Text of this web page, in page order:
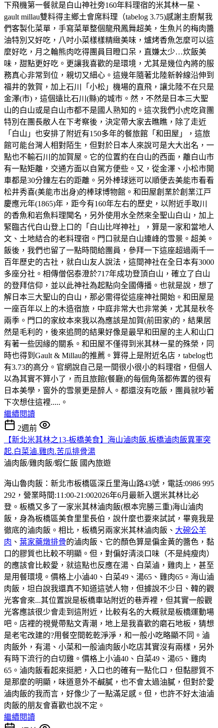
下飛機第一餐就是白山神社旁160年料理宿的米其林一星、
gault millau雙料得主鄉土會席料理（tabelog 3.75)感謝主廚幫我
們客製化菜單，手寫菜單整個龍飛鳳舞超美，生魚片的梅肉醬
油特別又好吃，八吋小菜樣樣精緻美味，爐烤香魚怎麼可以這
麼好吃，月之輪熊肉吃得團員目瞪口呆，直嫌太少…炊飯美
味，甜點更好吃。更讓我喜歡的是環境，尤其是幾位內將的服
務真心非常到位，親切又細心。這幾年隨著北陸新幹線沿伸到
福井的敦賀，加上石川「小松」機場的直飛，讓北陸不在只是
金澤(市)，這個遠比石川(縣)的城市。然，不然是日本三大聖
山的白山或是白山市都不是國人熟知的。這次我們小虎吃貨團
特別在團長敝人在下考察後，決定帶大家去瞧瞧，除了走近
「白山」也安排了附近有150多年的餐旅館「和田屋」，這旅
館可能台灣人相對陌生，但對於日本人來說可是大大出名，一
點也不輸石川的加賀屋。它的位置約在白山的西面，離白山市
有一點矩離，交通方面以自駕方便些。又，從金澤、小松市開
車都是30分鐘左右的距離。另外棒球迷可以順便去美能市看看
松井秀喜(美能市出身)的棒球博物館。和田屋創業於創業江戸
慶應元年(1865)年，距今有160年左右的歷史，以附近手取川
的香魚和岩魚料理聞名，另外使用水全然來全聖山白山，加上
緊臨古代白山登上口的「白山比咩神社」，算是一家和當地人
文、土地結合的老料理宿。門口就是白山連峰的雪景。超美。
飯後，我們也留了一點時間給團員，參拜一下這座超過兩千一
百年歷史的古社，就白山友人說法，這間神社在全日本有3000
多座分社。相傳僧侶泰澄於717年成功登頂白山，確立了白山
的登拜信仰，並以此神社為起點向全國傳播。也就是說，想了
解日本三大聖山的白山，那必需得從這座神社開始。和田屋是
一座百年以上的木造宿旅，中庭非常大也非常美，尤其是秋冬
兩季。門口的家紋本來我以為應該是加賀(前田家)的，結果居
然是毛利的，後來追問的結果好像是最早和田屋的主人和山口
有著一些因緣的關系。和田屋不僅得到米其林一星的殊榮，同
時也得到Gault & Millau的推薦。算得上是附近名店，tabelog也
有3.73的高分。官網說自己是一間很小很小的料理宿，但個人
以為其實不算小了，而且旅館(餐廳)的每個角落都佈置的很有
日本美學，窗外的雪景更是醉人。都還沒有吃飯，團員就吵著
下次想住這裡.....。
繼續閱讀
2週前
【新北米其林之13-板橋美食】海山滷肉飯.板橋滷肉飯異軍突
起.白菜滷.雞肉.苦瓜排骨湯
滷肉飯/雞肉飯/蝦仁飯 國內旅遊
海山魯肉飯：新北市板橋區深丘里海山路43號，電話:0986 995
292，營業時間:11:00-21:002026年6月最新入選米其林比必
登。板橋又多了一家米其林滷肉飯(根本完勝三重)海山滷肉
飯，身為板橋區美食里里長伯，說什麼也要來試試，畢竟我是
徹底的滷肉飯。相比，板橋另兩家米其林滷肉飯、 大碗公羊
肉 、 葉家藥燉排骨的滷肉飯、它的顏色算是偏金黃的醬色，黏
口的膠質也比較不明顯。但，對偏好清淡口味（不是純瘦肉）
的應該會比較愛，就這點也反應在湯、白菜滷，雞肉上，甚至
是用餐環境。價格上小滷40、白菜49、湯65、雞肉65。海山滷
肉飯，坦白說我還真不知道這號人物，但據說不少日、韓的觀
光客會來...其位置說是板橋車站附近的巷弄裡，但其實一般觀
光客應該很少會走到這附近，比較有名的大概就是板橋運動場
吧。店裡的視覺帶點文青潮，地上是我喜歡的磨石地板，猜想
是老宅改建的?用餐空間乾乾淨淨，和一般小吃略顯不同。滷
肉飯外，有湯、小菜和一般滷肉飯小吃店其實沒有兩樣，另外
有時下流行的白切雞。價格上小滷40、白菜49、湯65、雞肉
65。滷肉飯看起來挺肥，入口也的確有一點化口，但黏膠質不
是那麼的明顯，味道意外不鹹膩，也不會太過油膩，但對於愛
滷肉飯的我而言，好像少了一點滿足感。但，也許不好太油滷
肉飯的朋友會喜歡也說不定。
繼續閱讀